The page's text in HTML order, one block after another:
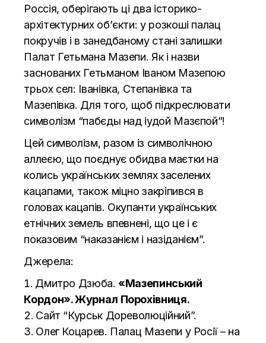
Россія, оберігають ці два історико-
архітектурних об’єкти: у розкоші палац
покручів і в занедбаному стані залишки
Палат Гетьмана Мазепи. Як і назви
заснованих Гетьманом Іваном Мазепою
трьох сел: Іванівка, Степанівка та
Мазепівка. Для того, щоб підкреслювати
символізм “пабєды над іудой Мазєпой”!
Цей символізм, разом із символічною
аллеєю, що поєднує обидва маєтки на
колись українських землях заселених
кацапами, також міцно закріпився в
головах кацапів. Окупанти українських
етнічних земель впевнені, що це і є
показовим “наказанієм і назіданієм”.
Джерела:
Дмитро Дзюба. «Мазепинський
Кордон». Журнал Порохівниця.
Сайт “Курськ Дореволюційний”.
Олег Коцарев. Палац Мазепи у Росії – на